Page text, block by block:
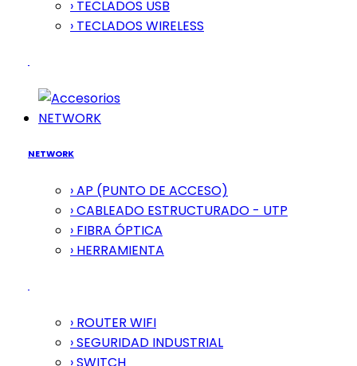
› TECLADOS USB
› TECLADOS WIRELESS
NETWORK
NETWORK
› AP (PUNTO DE ACCESO)
› CABLEADO ESTRUCTURADO - UTP
› FIBRA ÓPTICA
› HERRAMIENTA
› ROUTER WIFI
› SEGURIDAD INDUSTRIAL
› SWITCH